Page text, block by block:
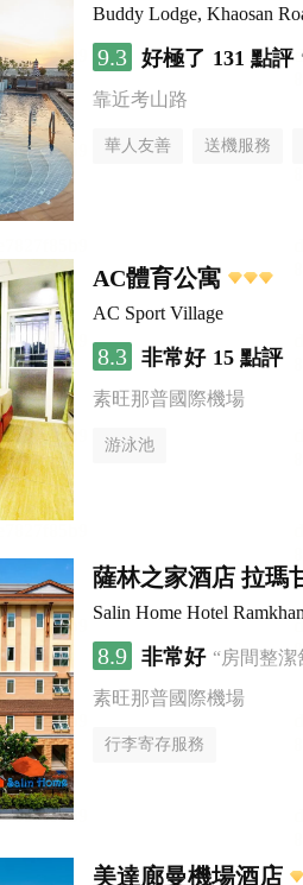
Buddy Lodge, Khaosan
9.3 好極了 131 點評
靠近考山路
華人友善 送機服務
AC體育公寓
AC Sport Village
8.3 非常好 15 點評
素旺那普國際機場
游泳池
薩林之家酒店 拉瑪
Salin Home Hotel
8.9 非常好 “房間整
素旺那普國際機場
行李寄存服務
美達廊曼機場酒店